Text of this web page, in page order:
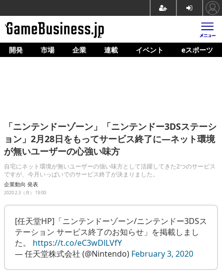
ホーム
企業動向
人材育成
産業政策
連載
eスポーツ
開発 市場 企業 連載 イベント eスポーツ
「ニンテンドーゾーン」「ニンテンドー3DSステーシ
ョン」2月28日をもってサービス終了に―ネット環境
が無いユーザーの心強い味方
自宅にネット環境が無いユーザーの強い味方として活躍してきた2つのサービス
ですが、今月いっぱいでのサービス終了が決まりました。
企業動向 発表
2020.2.3（月） 19:00
[任天堂HP]「ニンテンドーゾーン/ニンテンドー3DSス
テーション サービス終了のお知らせ」を掲載しまし
た。 https://t.co/eC3wDlLVfY
— 任天堂株式会社 (@Nintendo) February 3, 2020